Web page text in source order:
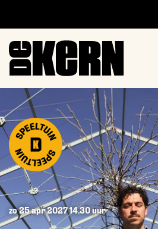
zo 25 apr 202714.30 uur